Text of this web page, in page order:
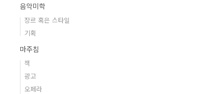
음악미학
장르 혹은 스타일
기획
마주침
책
광고
오페라